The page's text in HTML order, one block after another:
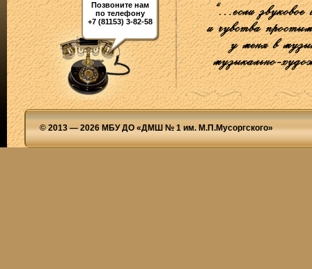
Позвоните нам
по телефону
+7 (81153) 3-82-58
© 2013 — 2026 МБУ ДО «ДМШ № 1 им. М.П.Мусоргского»